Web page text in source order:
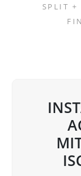
SPLIT +